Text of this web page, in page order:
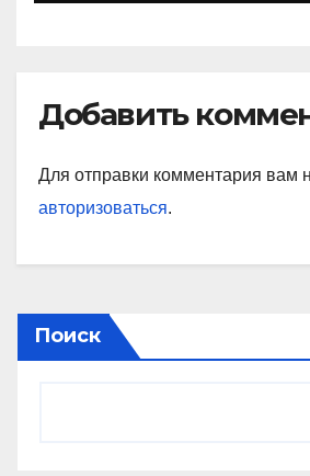
Добавить
Для отправки комментария вам
авторизоваться.
Поиск